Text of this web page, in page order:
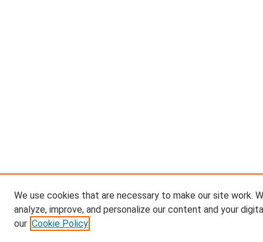
We use cookies that are necessary to make our site work.
analyze, improve, and personalize our content and your
our Cookie Policy